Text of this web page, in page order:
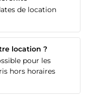
de location
location ?
pour les
hors horaires